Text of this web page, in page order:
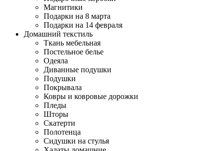
Магнитики
Подарки на 8 марта
Подарки на 14 февраля
Домашний текстиль
Ткань мебельная
Постельное белье
Одеяла
Диванные подушки
Подушки
Покрывала
Ковры и ковровые дорожки
Пледы
Шторы
Скатерти
Полотенца
Сидушки на стулья